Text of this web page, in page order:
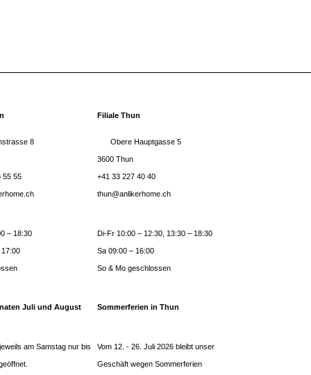
8
55 55
– 18:30
Juli und August
am Samstag nur bis
Filiale Thun
Obere Hauptgasse 5
3600 Thun
+41 33 227 40 40
thun@anlikerhome.ch
Di-Fr 10:00 – 12:30, 13:30 – 18:30
Sa 09:00 – 16:00
So & Mo geschlossen
Sommerferien in Thun
Vom 12. - 26. Juli 2026 bleibt unser
Geschäft wegen Sommerferien